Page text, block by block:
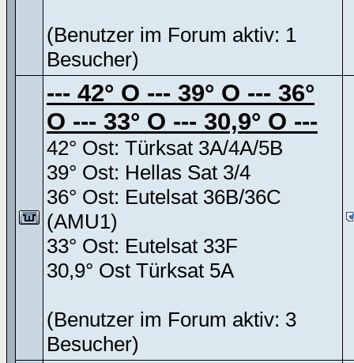
(Benutzer im Forum aktiv: 1
Besucher)
--- 42° O --- 39° O --- 36°
O --- 33° O --- 30,9° O ---
42° Ost: Türksat 3A/4A/5B
39° Ost: Hellas Sat 3/4
36° Ost: Eutelsat 36B/36C
(AMU1)
33° Ost: Eutelsat 33F
30,9° Ost Türksat 5A
(Benutzer im Forum aktiv: 3
Besucher)